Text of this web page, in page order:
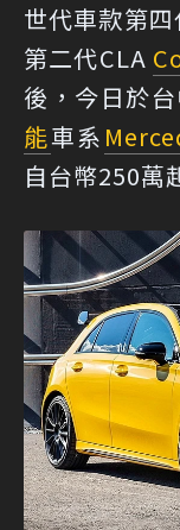
世代車款第
第二代CLA
後，今日於
能車系
自台幣250萬